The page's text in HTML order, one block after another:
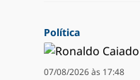
Política
07/08/2026 às 17:48